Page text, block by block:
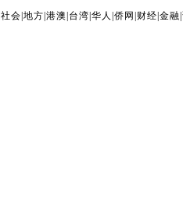
|社会 |地方 |港澳 台湾 |华人 |侨网 财经 |金融 |